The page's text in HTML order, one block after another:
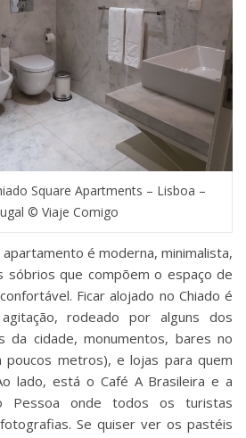
Square Apartments – Lisboa –
© Viaje Comigo
é moderna, minimalista,
sóbrios que compõem o espaço de
Ficar alojado no Chiado é
rodeado por alguns dos
da cidade, monumentos, bares no
poucos metros), e lojas para quem
lado, está o Café A Brasileira e a
Pessoa onde todos os turistas
Se quiser ver os pastéis